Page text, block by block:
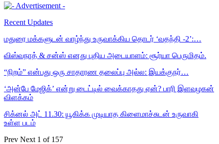
Recent Updates
மதுரை மக்களுடன் வாழ்ந்து உருவாக்கிய தொடர் ‘வதந்தி -2’:…
விஸ்வநாத் & சன்ஸ் எனது புதிய அடையாளம்: சூர்யா பெருமிதம்.
“நிறம்” என்பது ஒரு சாதாரண தலைப்பு அல்ல: இயக்குநர்…
‘அன்பே மேஜிக்’ என்று டைட்டில் வைக்காதது ஏன்? பாரி இளவழகன்
விளக்கம்
சிக்னல் அட் 11.30: யூகிக்க முடியாத கிளைமாச்சுடன் உருவாகி
உள்ள படம்
Prev Next 1 of 157